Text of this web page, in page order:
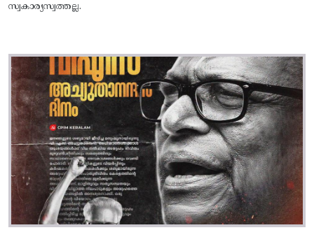
സ്വകാര്യസ്വത്തല്ല.